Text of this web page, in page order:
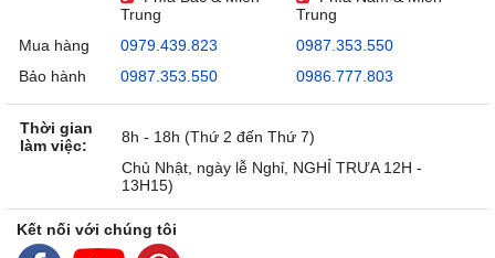
Trung
Trung
Mua hàng
0979.439.823
0987.353.550
Bảo hành
0987.353.550 0986.777.803
Thời gian
làm việc:
8h - 18h (Thứ 2 đến Thứ 7)
Chủ Nhật, ngày lễ Nghỉ, NGHỈ TRƯA 12H -
13H15)
Kết nối với chúng tôi